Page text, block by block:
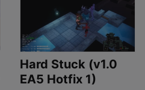
Hard Stuck (v1.0
EA5 Hotfix 1)